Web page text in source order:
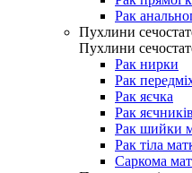
Рак
Пухлини
Пухлини
Рак нирки
Рак
Рак яєчка
Рак яєчників
Рак шийки
Рак тіла
Саркома